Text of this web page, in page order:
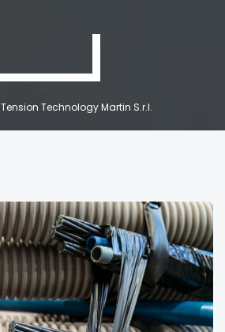
Tension Technology Martin S.r.l.